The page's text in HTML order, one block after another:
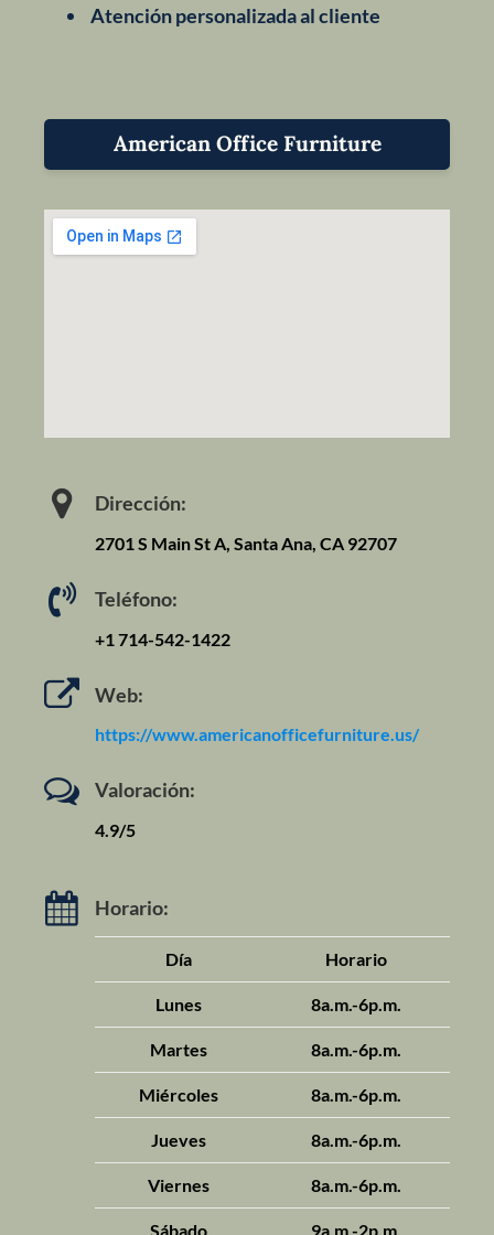
Atención personalizada al cliente
American Office Furniture
Dirección:
2701 S Main St A, Santa Ana, CA 92707
Teléfono:
+1 714-542-1422
Web:
https://www.americanofficefurniture.us/
Valoración:
4.9/5
Horario:
Día Horario
Lunes 8a.m.-6p.m.
Martes 8a.m.-6p.m.
Miércoles 8a.m.-6p.m.
Jueves 8a.m.-6p.m.
Viernes 8a.m.-6p.m.
Sábado 9a.m.-2p.m.